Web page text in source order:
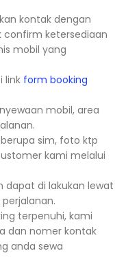
kontak dengan
ketersediaan
mobil yang
link form booking
mobil, area
sim, foto ktp
kami melalui
dapat di lakukan lewat
terpenuhi, kami
dan nomer kontak
anda sewa